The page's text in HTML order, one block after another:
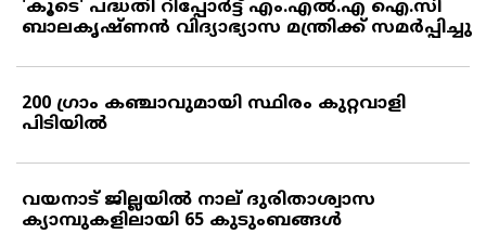
'കൂടെ' പദ്ധതി റിപ്പോര്‍ട്ട് എം.എല്‍.എ ഐ.സി
ബാലകൃഷ്ണന്‍ വിദ്യാഭ്യാസ മന്ത്രിക്ക് സമര്‍പ്പിച്ചു
200 ഗ്രാം കഞ്ചാവുമായി സ്ഥിരം കുറ്റവാളി
പിടിയില്‍
വയനാട് ജില്ലയില്‍ നാല് ദുരിതാശ്വാസ
ക്യാമ്പുകളിലായി 65 കുടുംബങ്ങള്‍